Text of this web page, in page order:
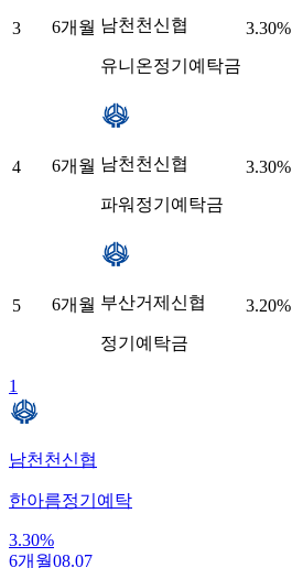
3 6개월 남천천신협
유니온정기예탁금
3.30%
4 6개월 남천천신협
파워정기예탁금
3.30%
5 6개월 부산거제신협
정기예탁금
3.20%
1
남천천신협
한아름정기예탁
3.30%
6개월08.07